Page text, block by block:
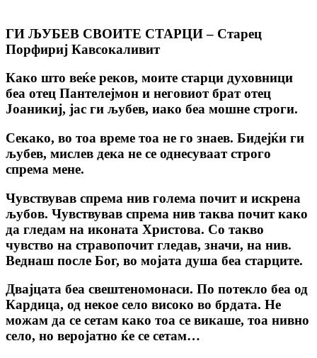
ГИ ЉУБЕВ СВОИТЕ СТАРЦИ – Старец
Порфириј Кавсокаливит
Како што веќе реков, моите старци духовници
беа отец Пантелејмон и неговиот брат отец
Јоаникиј, jас ги љубев, иако беа мошне строги.
Секако, во тоа време тоа не го знаев. Бидејќи ги
љубев, мислев дека не се однесуваат строго
спрема мене.
Чувствував спрема нив голема почит и искрена
љубов. Чувствував спрема нив таква почит како
да гледам на иконата Христова. Со такво
чувство на стравопочит гледав, значи, на нив.
Веднаш после Бог, во мојата душа беа старците.
Двајцата беа свештеномонаси. По потекло беа од
Кардица, од некое село високо во брдата. Не
можам да се сетам како тоа се викаше, тоа нивно
село, но веројатно ќе се сетам…